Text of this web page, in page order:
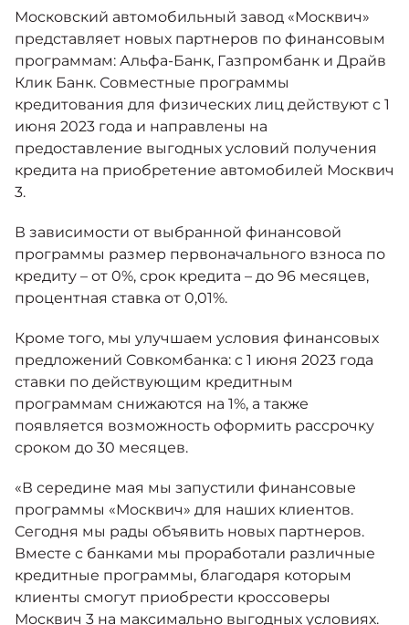
Яркий динамичный седан
от 2 237 000 ₽*
Москвич 3 с ручным
управлением (РУ)
Кроссовер, создающий равные
Практичный семиместный
кроссовер
Кредитные программы
Спецпредложения
Калькулятор трейд-ин
Страховые программы
Моторное масло
СЕРВИСНЫЕ АКЦИИ
АКСЕССУАРЫ
КОНТАКТЫ
Московский автомобильный завод «Москвич»
представляет новых партнеров по финансовым
программам: Альфа-Банк, Газпромбанк и Драйв
Клик Банк. Совместные программы
кредитования для физических лиц действуют с 1
июня 2023 года и направлены на
предоставление выгодных условий получения
кредита на приобретение автомобилей Москвич
3.
В зависимости от выбранной финансовой
программы размер первоначального взноса по
кредиту – от 0%, срок кредита – до 96 месяцев,
процентная ставка от 0,01%.
Кроме того, мы улучшаем условия финансовых
предложений Совкомбанка: с 1 июня 2023 года
ставки по действующим кредитным
программам снижаются на 1%, а также
появляется возможность оформить рассрочку
сроком до 30 месяцев.
«В середине мая мы запустили финансовые
программы «Москвич» для наших клиентов.
Сегодня мы рады объявить новых партнеров.
Вместе с банками мы проработали различные
кредитные программы, благодаря которым
клиенты смогут приобрести кроссоверы
Москвич 3 на максимально выгодных условиях.